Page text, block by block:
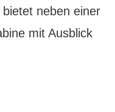
neben einer
mit Ausblick